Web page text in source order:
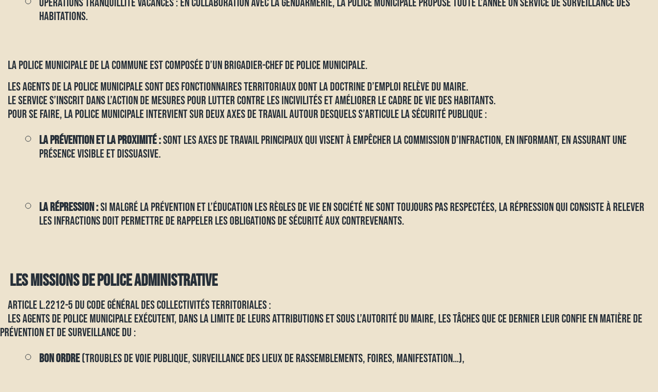
HABITATIONS.
LA POLICE MUNICIPALE DE LA COMMUNE EST COMPOSÉE D’UN BRIGADIER-CHEF DE POLICE MUNICIPALE.
LES AGENTS DE LA POLICE MUNICIPALE SONT DES FONCTIONNAIRES TERRITORIAUX DONT LA DOCTRINE D’EMPLOI RELÈVE DU MAIRE.
LE SERVICE S’INSCRIT DANS L’ACTION DE MESURES POUR LUTTER CONTRE LES INCIVILITÉS ET AMÉLIORER LE CADRE DE VIE DES HABITANTS.
POUR SE FAIRE, LA POLICE MUNICIPALE INTERVIENT SUR DEUX AXES DE TRAVAIL AUTOUR DESQUELS S’ARTICULE LA SÉCURITÉ PUBLIQUE :
LA PRÉVENTION ET LA PROXIMITÉ :SONT LES AXES DE TRAVAIL PRINCIPAUX QUI VISENT À EMPÊCHER LA COMMISSION D’INFRACTION, EN INFORMANT, EN ASSURANT UNE
PRÉSENCE VISIBLE ET DISSUASIVE.
LA RÉPRESSION :SI MALGRÉ LA PRÉVENTION ET L’ÉDUCATION LES RÈGLES DE VIE EN SOCIÉTÉ NE SONT TOUJOURS PAS RESPECTÉES, LA RÉPRESSION QUI CONSISTE À RELEVER
LES INFRACTIONS DOIT PERMETTRE DE RAPPELER LES OBLIGATIONS DE SÉCURITÉ AUX CONTREVENANTS.
LES MISSIONS DE POLICE ADMINISTRATIVE
ARTICLE L.2212-5 DU CODE GÉNÉRAL DES COLLECTIVITÉS TERRITORIALES :
LES AGENTS DE POLICE MUNICIPALE EXÉCUTENT, DANS LA LIMITE DE LEURS ATTRIBUTIONS ET SOUS L’AUTORITÉ DU MAIRE, LES TÂCHES QUE CE DERNIER LEUR CONFIE EN MATIÈRE DE
PRÉVENTION ET DE SURVEILLANCE DU :
BON ORDRE(TROUBLES DE VOIE PUBLIQUE, SURVEILLANCE DES LIEUX DE RASSEMBLEMENTS, FOIRES, MANIFESTATION…),